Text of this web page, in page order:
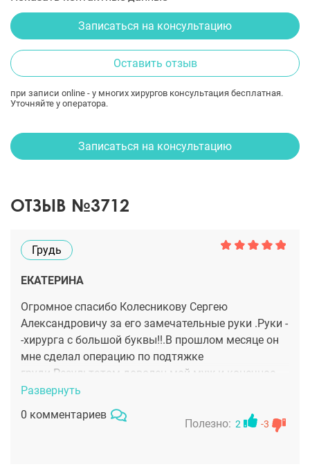
Записаться на консультацию
Оставить отзыв
при записи online - у многих хирургов консультация бесплатная.
Уточняйте у оператора.
Записаться на консультацию
ОТЗЫВ №3712
Грудь
ЕКАТЕРИНА
Огромное спасибо Колесникову Сергею
Александровичу за его замечательные руки .Руки -
-хирурга с большой буквы!!.В прошлом месяце он
мне сделал операцию по подтяжке
груди.Результатом доволен мой муж и конечное
же я)советую всем делать операции только у
этого специалиста
Развернуть
0 комментариев
Полезно: 2 -3